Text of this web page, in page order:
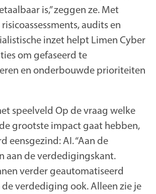
is,” zeggen ze. Met
audits en
inzet helpt Limen Cyber
om gefaseerd te
en onderbouwde prioriteiten
speelveld Op de vraag welke
grootste impact gaat hebben,
eensgezind: AI. “Aan de
aan de verdedigingskant.
verder geautomatiseerd
verdediging ook. Alleen zie je